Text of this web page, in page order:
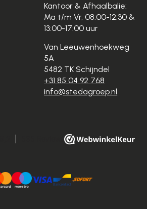
Kantoor & Afhaalbalie:
Ma t/m Vr, 08:00-12:30 &
13:00-17:00 uur
Van Leeuwenhoekweg
5A
5482 TK Schijndel
+31 85 04 92 768
info@stedagroep.nl